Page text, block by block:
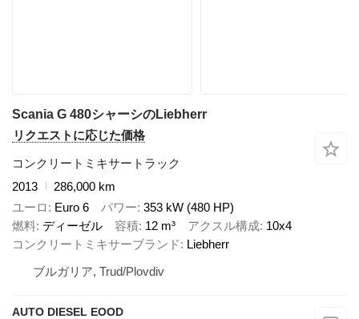
Scania G 480シャーシのLiebherr
リクエストに応じた価格
コンクリートミキサートラック
2013
286,000 km
ユーロ
Euro 6 パワー 353 kW (480 HP)
燃料 ディーゼル 容積 12 m³ アクスル構成 10x4
コンクリートミキサーブランド
Liebherr
ブルガリア, Trud/Plovdiv
AUTO DIESEL EOOD